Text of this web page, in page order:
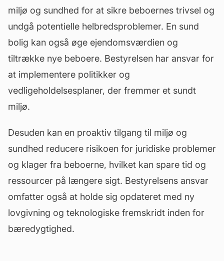
miljø og sundhed for at sikre beboernes trivsel og
undgå potentielle helbredsproblemer. En sund
bolig kan også øge ejendomsværdien og
tiltrække nye beboere. Bestyrelsen har ansvar for
at implementere politikker og
vedligeholdelsesplaner, der fremmer et sundt
miljø.
Desuden kan en proaktiv tilgang til miljø og
sundhed reducere risikoen for juridiske problemer
og klager fra beboerne, hvilket kan spare tid og
ressourcer på længere sigt. Bestyrelsens ansvar
omfatter også at holde sig opdateret med ny
lovgivning og teknologiske fremskridt inden for
bæredygtighed.